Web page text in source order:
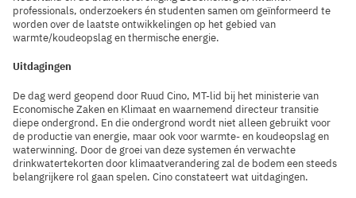
professionals, onderzoekers én studenten samen om geïnformeerd te
worden over de laatste ontwikkelingen op het gebied van
warmte/koudeopslag en thermische energie.
Uitdagingen
De dag werd geopend door Ruud Cino, MT-lid bij het ministerie van
Economische Zaken en Klimaat en waarnemend directeur transitie
diepe ondergrond. En die ondergrond wordt niet alleen gebruikt voor
de productie van energie, maar ook voor warmte- en koudeopslag en
waterwinning. Door de groei van deze systemen én verwachte
drinkwatertekorten door klimaatverandering zal de bodem een steeds
belangrijkere rol gaan spelen. Cino constateert wat uitdagingen.